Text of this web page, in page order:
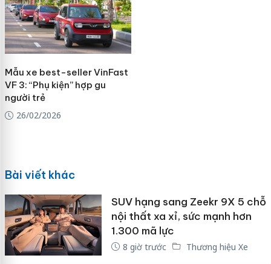
Mẫu xe best-seller VinFast
VF 3: “Phụ kiện” hợp gu
người trẻ
26/02/2026
Bài viết khác
SUV hạng sang Zeekr 9X 5 chỗ
nội thất xa xỉ, sức mạnh hơn
1.300 mã lực
8 giờ trước Thương hiệu Xe